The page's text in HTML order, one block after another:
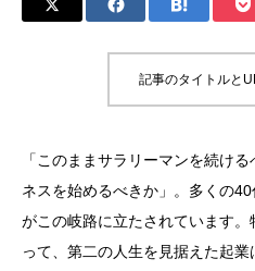
記事のタイトルと
「このままサラリーマンを続け
ネスを始めるべきか」。多くの
がこの岐路に立たされています
って、第二の人生を見据えた起